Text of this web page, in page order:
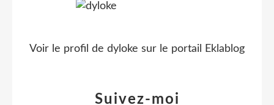
Suivez-moi
Voir le profil de dyloke sur le portail Eklablog